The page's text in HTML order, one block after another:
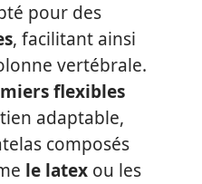
pour des
, facilitant ainsi
vertébrale.
flexibles
adaptable,
composés
le latex ou les